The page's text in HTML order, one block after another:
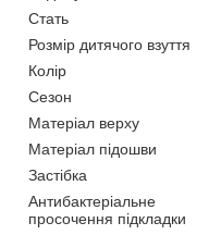
Стать
Розмір дитячого взуття
Колір
Сезон
Матеріал верху
Матеріал підошви
Застібка
Антибактеріальне
просочення підкладки